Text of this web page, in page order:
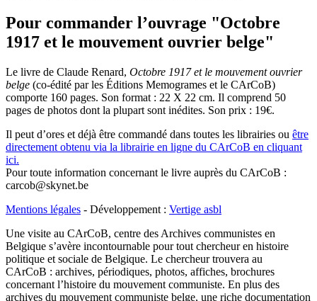
Pour commander l’ouvrage "Octobre
1917 et le mouvement ouvrier belge"
Le livre de Claude Renard, Octobre 1917 et le mouvement ouvrier
belge (co-édité par les Éditions Memogrames et le CArCoB)
comporte 160 pages. Son format : 22 X 22 cm. Il comprend 50
pages de photos dont la plupart sont inédites. Son prix : 19€.
Il peut d’ores et déjà être commandé dans toutes les librairies ou être
directement obtenu via la librairie en ligne du CArCoB en cliquant
ici.
Pour toute information concernant le livre auprès du CArCoB :
carcob@skynet.be
Mentions légales - Développement : Vertige asbl
Une visite au CArCoB, centre des Archives communistes en
Belgique s’avère incontournable pour tout chercheur en histoire
politique et sociale de Belgique. Le chercheur trouvera au
CArCoB : archives, périodiques, photos, affiches, brochures
concernant l’histoire du mouvement communiste. En plus des
archives du mouvement communiste belge, une riche documentation